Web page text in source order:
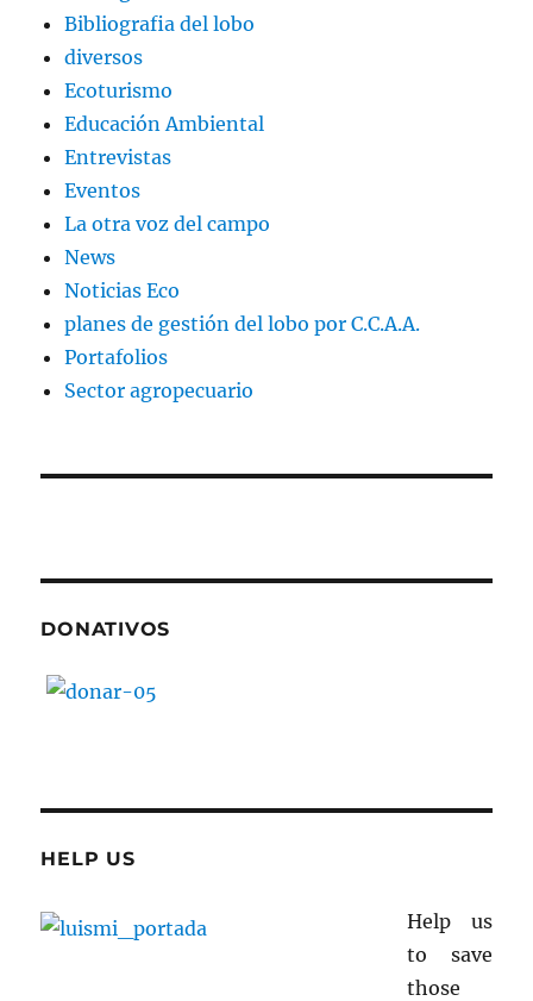
Bibliografia del lobo
diversos
Ecoturismo
Educación Ambiental
Entrevistas
Eventos
La otra voz del campo
News
Noticias Eco
planes de gestión del lobo por C.C.A.A.
Portafolios
Sector agropecuario
DONATIVOS
HELP US
Help us
to save
those